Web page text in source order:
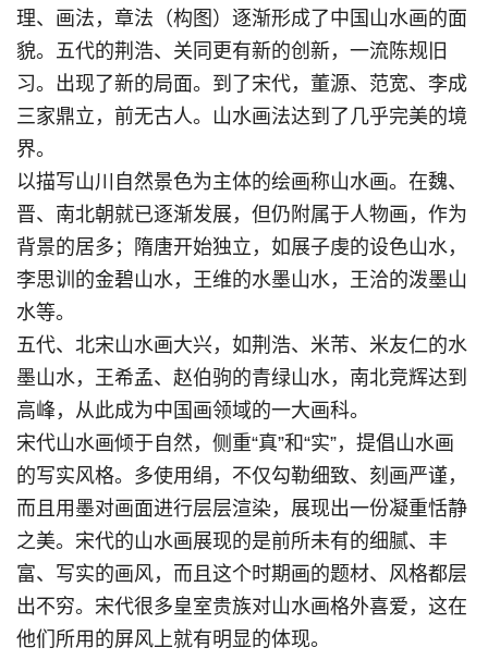
理、画法，章法（构图）逐渐形成了中国山水画的面
貌。五代的荆浩、关同更有新的创新，一流陈规旧
习。出现了新的局面。到了宋代，董源、范宽、李成
三家鼎立，前无古人。山水画法达到了几乎完美的境
界。
以描写山川自然景色为主体的绘画称山水画。在魏、
晋、南北朝就已逐渐发展，但仍附属于人物画，作为
背景的居多；隋唐开始独立，如展子虔的设色山水，
李思训的金碧山水，王维的水墨山水，王洽的泼墨山
水等。
五代、北宋山水画大兴，如荆浩、米芾、米友仁的水
墨山水，王希孟、赵伯驹的青绿山水，南北竞辉达到
高峰，从此成为中国画领域的一大画科。
宋代山水画倾于自然，侧重“真”和“实”，提倡山水画
的写实风格。多使用绢，不仅勾勒细致、刻画严谨，
而且用墨对画面进行层层渲染，展现出一份凝重恬静
之美。宋代的山水画展现的是前所未有的细腻、丰
富、写实的画风，而且这个时期画的题材、风格都层
出不穷。宋代很多皇室贵族对山水画格外喜爱，这在
他们所用的屏风上就有明显的体现。